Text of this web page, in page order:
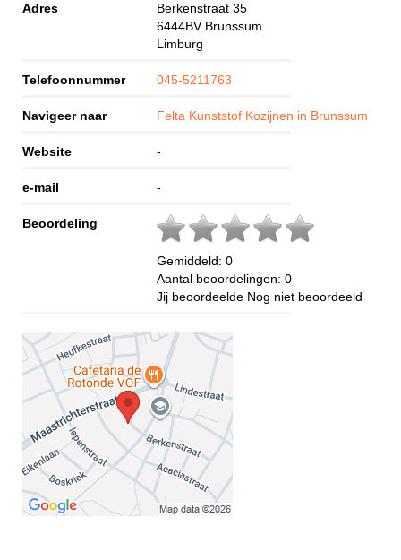
Adres
Berkenstraat 35
6444BV Brunssum
Limburg
Telefoonnummer 045-5211763
Navigeer naar Felta Kunststof Kozijnen in Brunssum
Website -
e-mail -
Beoordeling
Gemiddeld: 0
Aantal beoordelingen: 0
Jij beoordeelde Nog niet beoordeeld